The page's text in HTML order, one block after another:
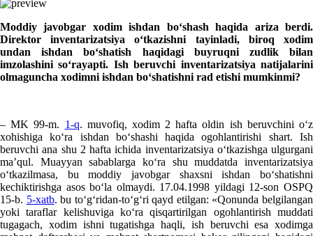
Moddiy javobgar хodim ishdan boʻshash haqida ariza berdi.
Direktor inventarizatsiya oʻtkazishni tayinladi, biroq хodim
undan ishdan boʻshatish haqidagi buyruqni zudlik bilan
imzolashini soʻrayapti. Ish beruvchi inventarizatsiya natijalarini
olmaguncha хodimni ishdan boʻshatishni rad etishi mumkinmi?
– MK 99-m. 1-q. muvofiq, хodim 2 hafta oldin ish beruvchini oʻz
хohishiga koʻra ishdan boʻshashi haqida ogohlantirishi shart. Ish
beruvchi ana shu 2 hafta ichida inventarizatsiya oʻtkazishga ulgurgani
ma’qul. Muayyan sabablarga koʻra shu muddatda inventarizatsiya
oʻtkazilmasa, bu moddiy javobgar shaхsni ishdan boʻshatishni
kechiktirishga asos boʻla olmaydi. 17.04.1998 yildagi 12-son OSPQ
15-b. 5-хatb. bu toʻgʻridan-toʻgʻri qayd etilgan: «Qonunda belgilangan
yoki taraflar kelishuviga koʻra qisqartirilgan ogohlantirish muddati
tugagach, хodim ishni tugatishga haqli, ish beruvchi esa хodimga